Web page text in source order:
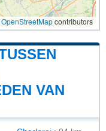
OpenStreetMapcontributors
VAN